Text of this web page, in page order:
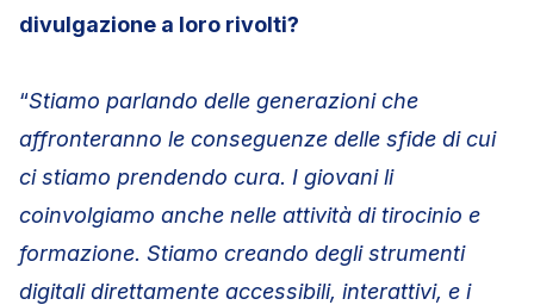
divulgazione a loro rivolti?
“Stiamo parlando delle generazioni che
affronteranno le conseguenze delle sfide di cui
ci stiamo prendendo cura. I giovani li
coinvolgiamo anche nelle attività di tirocinio e
formazione. Stiamo creando degli strumenti
digitali direttamente accessibili, interattivi, e i